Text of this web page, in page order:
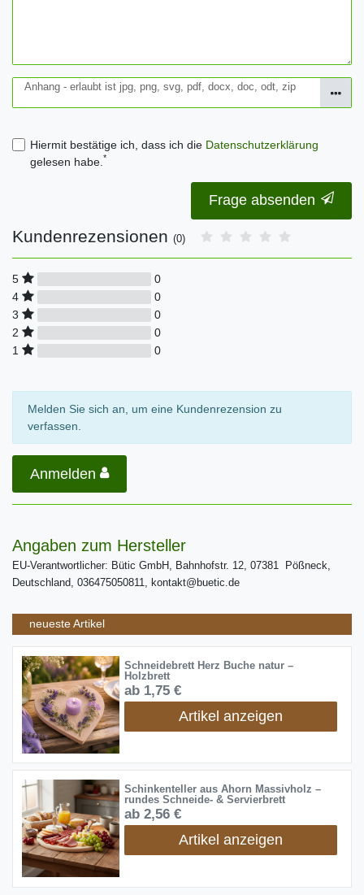
Anhang - erlaubt ist jpg, png, svg, pdf, docx, doc, odt, zip
Hiermit bestätige ich, dass ich die Daten­schutz­erklärung
gelesen habe. *
Frage absenden
Kundenrezensionen (0)
5
0
4
0
3
0
2
0
1
0
Melden Sie sich an, um eine Kundenrezension zu
verfassen.
Anmelden
Angaben zum Hersteller
EU-Verantwortlicher: Bütic GmbH, Bahnhofstr. 12, 07381 Pößneck,
Deutschland, 036475050811, kontakt@buetic.de
neueste Artikel
Schneidebrett Herz Buche natur –
Holzbrett
ab 1,75 €
Artikel anzeigen
Schinkenteller aus Ahorn Massivholz –
rundes Schneide- & Servierbrett
ab 2,56 €
Artikel anzeigen